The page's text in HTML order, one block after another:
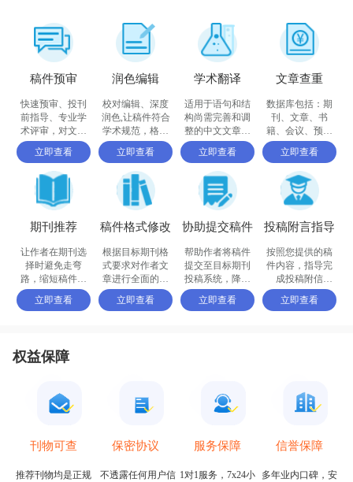
稿件预审
快速预审、投刊
前指导、专业学
术评审，对文章
进行评价
立即查看
润色编辑
校对编辑、深度
润色,让稿件符合
学术规范，格式
体例等标准
立即查看
学术翻译
适用于语句和结
构尚需完善和调
整的中文文章，
确保稿件达到要
求
立即查看
文章查重
数据库包括：期
刊、文章、书
籍、会议、预印
书、百科全书和
摘要等
立即查看
期刊推荐
让作者在期刊选
择时避免走弯
路，缩短稿件被
接收的周期
立即查看
稿件格式修改
根据目标期刊格
式要求对作者文
章进行全面的格
式修改和调整
立即查看
协助提交稿件
帮助作者将稿件
提交至目标期刊
投稿系统，降低
退稿或拒稿率
立即查看
投稿附言指导
按照您提供的稿
件内容，指导完
成投稿附信
（cover letter）
立即查看
权益保障
刊物可查
推荐刊物均是正规
保密协议
不透露任何用户信
服务保障
1对1服务，7x24小
信誉保障
多年业内口碑，安